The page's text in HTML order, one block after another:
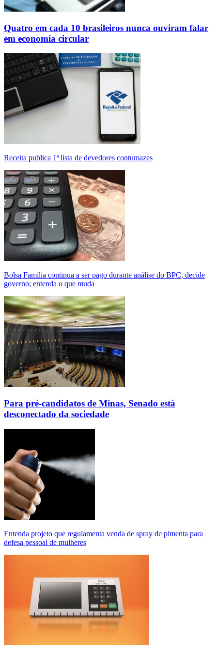
Quatro em cada 10 brasileiros nunca ouviram falar
em economia circular
Receita publica 1ª lista de devedores contumazes
Bolsa Família continua a ser pago durante análise do BPC, decide
governo; entenda o que muda
Para pré-candidatos de Minas, Senado está
desconectado da sociedade
Entenda projeto que regulamenta venda de spray de pimenta para
defesa pessoal de mulheres